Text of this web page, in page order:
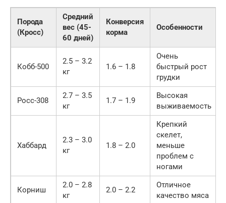
Порода
(Кросс)
Средний
вес (45-
60 дней)
Конверсия
корма
Особенности
Кобб-500
2.5 – 3.2
кг
1.6 – 1.8
Очень
быстрый рост
грудки
Росс-308
2.7 – 3.5
кг
1.7 – 1.9
Высокая
выживаемость
Хаббард
2.3 – 3.0
кг
1.8 – 2.0
Крепкий
скелет,
меньше
проблем с
ногами
Корниш
2.0 – 2.8
кг
2.0 – 2.2
Отличное
качество мяса